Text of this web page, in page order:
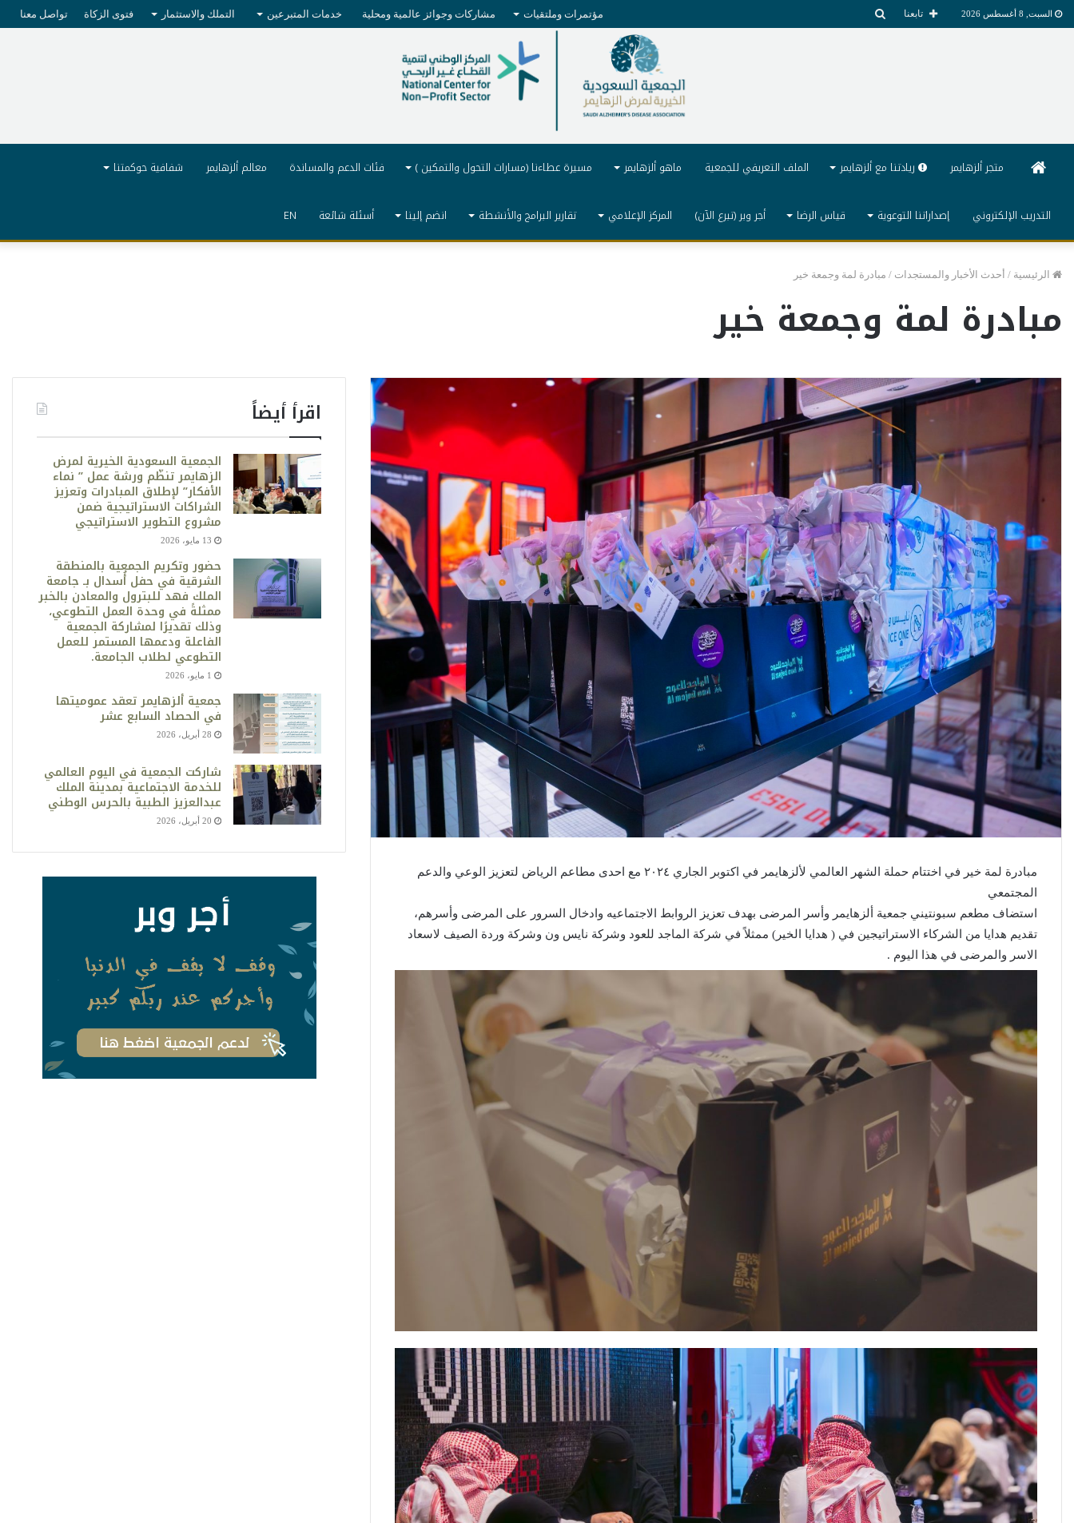
السبت, 8 أغسطس 2026 بحث تابعنا مؤتمرات وملتقيات مشاركات وجوائز عالمية ومحلية خدمات المتبرعين التملك والاستثمار فتوى الزكاة تواصل معنا
الرئيسيةمتجر ألزهايمر ريادتنا مع ألزهايمر الملف التعريفي للجمعية ماهو ألزهايمر مسيرة عطاءنا (مسارات التحول والتمكين ) فئات الدعم والمساندة معالم ألزهايمر شفافية حوكمتنا
التدريب الإلكتروني إصداراتنا التوعوية قياس الرضا أجر وبر (تبرع الآن) المركز الإعلامي تقارير البرامج والأنشطة انضم إلينا أسئلة شائعة EN
الرئيسية / أحدث الأخبار والمستجدات / مبادرة لمة وجمعة خير
مبادرة لمة وجمعة خير
‎مبادرة لمة خير في اختتام حملة الشهر العالمي لألزهايمر في اكتوبر الجاري ٢٠٢٤ مع احدى مطاعم الرياض لتعزيز الوعي والدعم
المجتمعي
‎استضاف مطعم سبونتيني جمعية ألزهايمر وأسر المرضى بهدف تعزيز الروابط الاجتماعيه وادخال السرور على المرضى وأسرهم،
تقديم هدايا من الشركاء الاستراتيجين في ( هدايا الخير) ممثلاً في شركة الماجد للعود وشركة نايس ون وشركة وردة الصيف لاسعاد
الاسر والمرضى في هذا اليوم .
اقرأ أيضاً
الجمعية السعودية الخيرية لمرض
الزهايمر تنظّم ورشة عمل ” نماء
الأفكار” لإطلاق المبادرات وتعزيز
الشراكات الاستراتيجية ضمن
مشروع التطوير الاستراتيجي
13 مايو، 2026
حضور وتكريم الجمعية بالمنطقة
الشرقية في حفل أُسدال بـ جامعة
الملك فهد للبترول والمعادن بالخبر
ممثلةً في وحدة العمل التطوعي،
وذلك تقديرًا لمشاركة الجمعية
الفاعلة ودعمها المستمر للعمل
التطوعي لطلاب الجامعة.
1 مايو، 2026
جمعية ألزهايمر تعقد عموميتها
في الحصاد السابع عشر
28 أبريل، 2026
شاركت الجمعية في اليوم العالمي
للخدمة الاجتماعية بمدينة الملك
عبدالعزيز الطبية بالحرس الوطني
20 أبريل، 2026